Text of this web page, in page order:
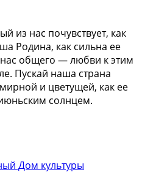
из нас почувствует, как
Родина, как сильна ее
общего — любви к этим
Пускай наша страна
и цветущей, как ее
солнцем.
Дом культуры